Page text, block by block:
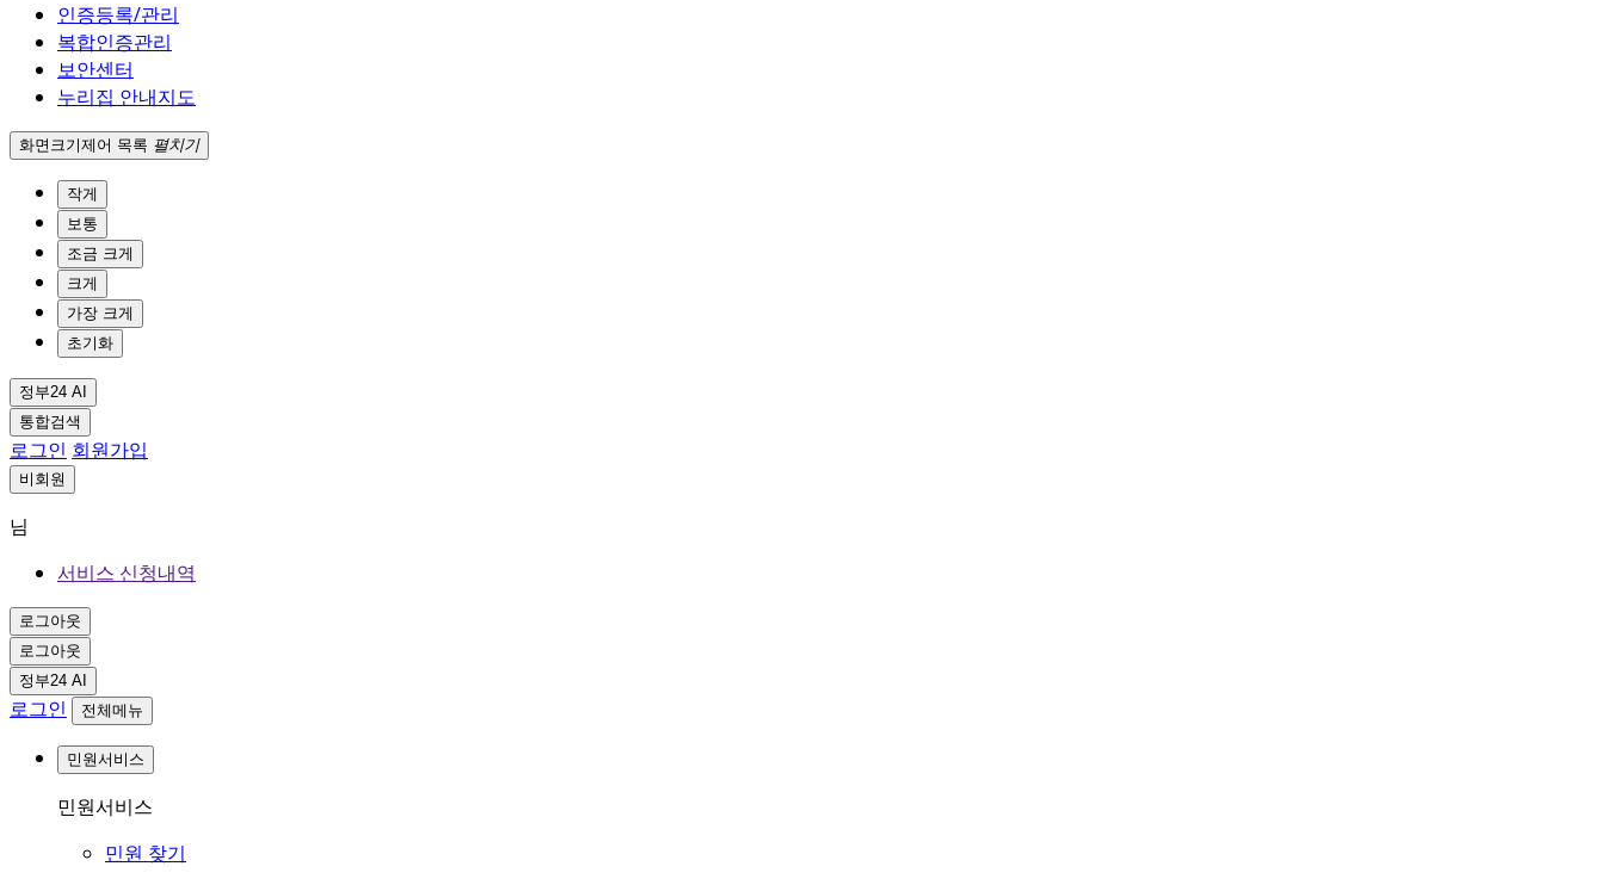
인증등록/관리
복합인증관리
보안센터
누리집 안내지도
화면크기제어 목록 펼치기
작게
보통
조금 크게
크게
가장 크게
초기화
정부24 AI
통합검색
로그인 회원가입
비회원
님
서비스 신청내역
로그아웃
로그아웃
정부24 AI
로그인 전체메뉴
민원서비스
민원서비스
민원 찾기